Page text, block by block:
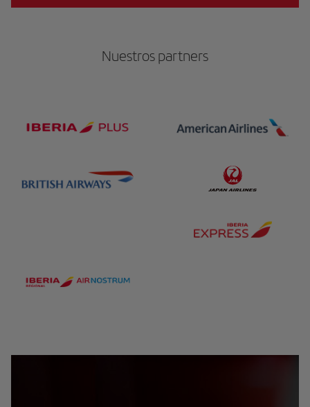
Nuestros partners